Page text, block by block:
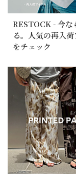
RESTOCK - 今な
る。人気の再入荷
をチェック